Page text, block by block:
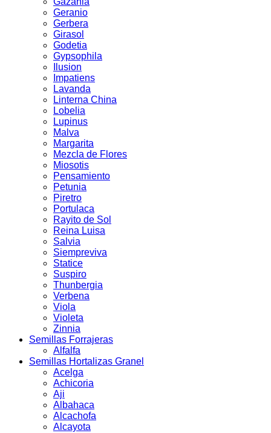
Geranio
Gerbera
Girasol
Godetia
Gypsophila
Ilusion
Impatiens
Lavanda
Linterna China
Lobelia
Lupinus
Malva
Margarita
Mezcla de Flores
Miosotis
Pensamiento
Petunia
Piretro
Portulaca
Rayito de Sol
Reina Luisa
Salvia
Siempreviva
Statice
Suspiro
Thunbergia
Verbena
Viola
Violeta
Zinnia
Semillas Forrajeras
Alfalfa
Semillas Hortalizas Granel
Acelga
Achicoria
Aji
Albahaca
Alcachofa
Alcayota